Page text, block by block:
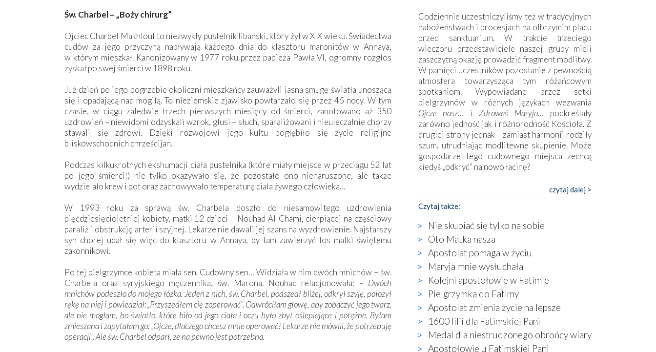
Św. Charbel – „Boży chirurg”
Ojciec Charbel Makhlouf to niezwykły pustelnik libański, który żył w XIX wieku. Świadectwa
cudów za jego przyczyną napływają każdego dnia do klasztoru maronitów w Annaya,
w którym mieszkał. Kanonizowany w 1977 roku przez papieża Pawła VI, ogromny rozgłos
zyskał po swej śmierci w 1898 roku.
Już dzień po jego pogrzebie okoliczni mieszkańcy zauważyli jasną smugę światła unoszącą
się i opadającą nad mogiłą. To nieziemskie zjawisko powtarzało się przez 45 nocy. W tym
czasie, w ciągu zaledwie trzech pierwszych miesięcy od śmierci, zanotowano aż 350
uzdrowień – niewidomi odzyskali wzrok, głusi – słuch, sparaliżowani i nieuleczalnie chorzy
stawali się zdrowi. Dzięki rozwojowi jego kultu pogłębiło się życie religijne
bliskowschodnich chrześcijan.
Podczas kilkukrotnych ekshumacji ciała pustelnika (które miały miejsce w przeciągu 52 lat
po jego śmierci!) nie tylko okazywało się, że pozostało ono nienaruszone, ale także
wydzielało krew i pot oraz zachowywało temperaturę ciała żywego człowieka…
W 1993 roku za sprawą św. Charbela doszło do niesamowitego uzdrowienia
pięćdziesięcioletniej kobiety, matki 12 dzieci – Nouhad Al-Chami, cierpiącej na częściowy
paraliż i obstrukcję arterii szyjnej. Lekarze nie dawali jej szans na wyzdrowienie. Najstarszy
syn chorej udał się więc do klasztoru w Annaya, by tam zawierzyć los matki świętemu
zakonnikowi.
Po tej pielgrzymce kobieta miała sen. Cudowny sen… Widziała w nim dwóch mnichów – św.
Charbela oraz syryjskiego męczennika, św. Marona. Nouhad relacjonowała: – Dwóch
mnichów podeszło do mojego łóżka. Jeden z nich, św. Charbel, podszedł bliżej, odkrył szyję, położył
rękę na niej i powiedział: „Przyszedłem cię zoperować”. Odwróciłam głowę, aby zobaczyć jego twarz,
ale nie mogłam, bo światło, które biło od jego ciała i oczu było zbyt oślepiające i potężne. Byłam
zmieszana i zapytałam go: „Ojcze, dlaczego chcesz mnie operować? Lekarze nie mówili, że potrzebuję
operacji”. Ale św. Charbel odparł, że na pewno jest potrzebna.
Codziennie uczestniczyliśmy też w tradycyjnych
nabożeństwach i procesjach na olbrzymim placu
przed sanktuarium. W trakcie trzeciego
wieczoru przedstawiciele naszej grupy mieli
zaszczytną okazję prowadzić fragment modlitwy.
W pamięci uczestników pozostanie z pewnością
atmosfera towarzysząca tym różańcowym
spotkaniom. Wypowiadane przez setki
pielgrzymów w różnych językach wezwania
Ojcze nasz… i Zdrowaś Maryjo… podkreślały
zarówno jedność jak i różnorodność Kościoła. Z
drugiej strony jednak – zamiast harmonii rodziły
szum, utrudniając modlitewne skupienie. Może
gospodarze tego cudownego miejsca zechcą
kiedyś „odkryć” na nowo łacinę?
Niespokojny duch współczesności daje też w
Fatimie znać o sobie w sposób widoczny gołym
okiem. Niby w trosce o prostotę i skromność
stara się on jak może zasłonić sanktuarium,
wznosząc wokół betonowe bryły, z których
niektóre nawet zostały poświęcone jako miejsca
katolickiego kultu. Tylko co wspólnego z żywą,
autentyczną wiarą mogą mieć płaskie, szare
bunkry albo kaplice, w których Tabernakulum
przypomina bardziej skrzynkę na narzędzia? Albo
co powiedzieć o ustawionym tuż przy nowej
bazylice wielkim krzyżu, na którym zamiast
Chrystusa umieszczono dziwaczną postać jakby
wyjętą ze starożytnych hieroglifów? W
kulturowym kontekście naszych czasów to raczej
czytaj dalej >
Czytaj także:
Nie skupiać się tylko na sobie
Oto Matka nasza
Apostolat pomaga w życiu
Maryja mnie wysłuchała
Kolejni apostołowie w Fatimie
Pielgrzymka do Fatimy
Apostolat zmienia życie na lepsze
1600 lilii dla Fatimskiej Pani
Medal dla niestrudzonego obrońcy wiary
Apostołowie u Fatimskiej Pani